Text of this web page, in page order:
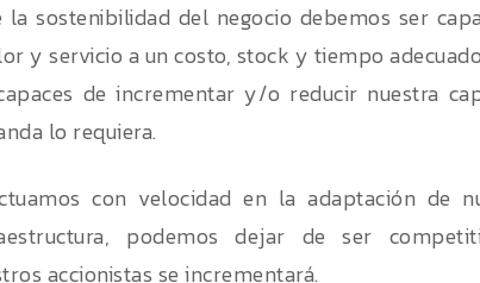
sostenibilidad del negocio debemos ser
y servicio a un costo, stock y tiempo
de incrementar y/o reducir nuestra
lo requiera.
con velocidad en la adaptación de
podemos dejar de ser
accionistas se incrementará.